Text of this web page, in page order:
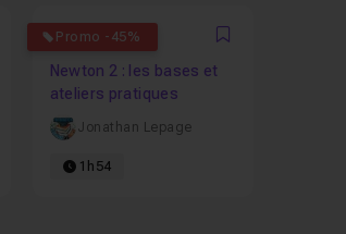
Promo -45%
5 Favori
Newton 2 : les bases et
ateliers pratiques
Jonathan Lepage
1h54